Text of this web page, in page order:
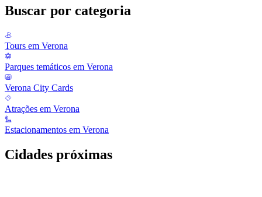
Buscar por categoria
Tours em Verona
Parques temáticos em Verona
Verona City Cards
Atrações em Verona
Estacionamentos em Verona
Cidades próximas